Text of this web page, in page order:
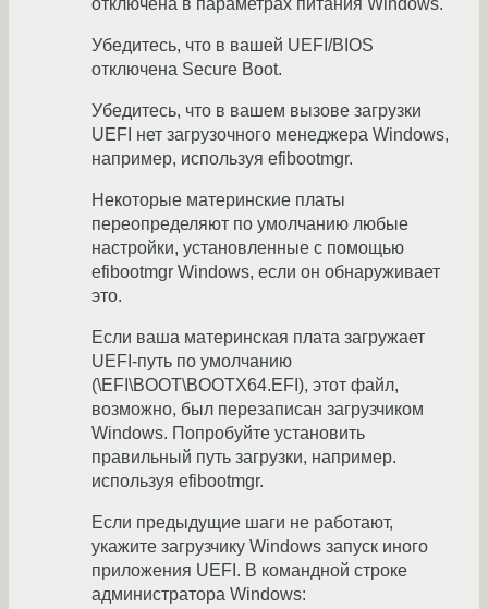
отключена в параметрах питания Windows.
Убедитесь, что в вашей UEFI/BIOS
отключена Secure Boot.
Убедитесь, что в вашем вызове загрузки
UEFI нет загрузочного менеджера Windows,
например, используя efibootmgr.
Некоторые материнские платы
переопределяют по умолчанию любые
настройки, установленные с помощью
efibootmgr Windows, если он обнаруживает
это.
Если ваша материнская плата загружает
UEFI-путь по умолчанию
(\EFI\BOOT\BOOTX64.EFI), этот файл,
возможно, был перезаписан загрузчиком
Windows. Попробуйте установить
правильный путь загрузки, например.
используя efibootmgr.
Если предыдущие шаги не работают,
укажите загрузчику Windows запуск иного
приложения UEFI. В командной строке
администратора Windows: